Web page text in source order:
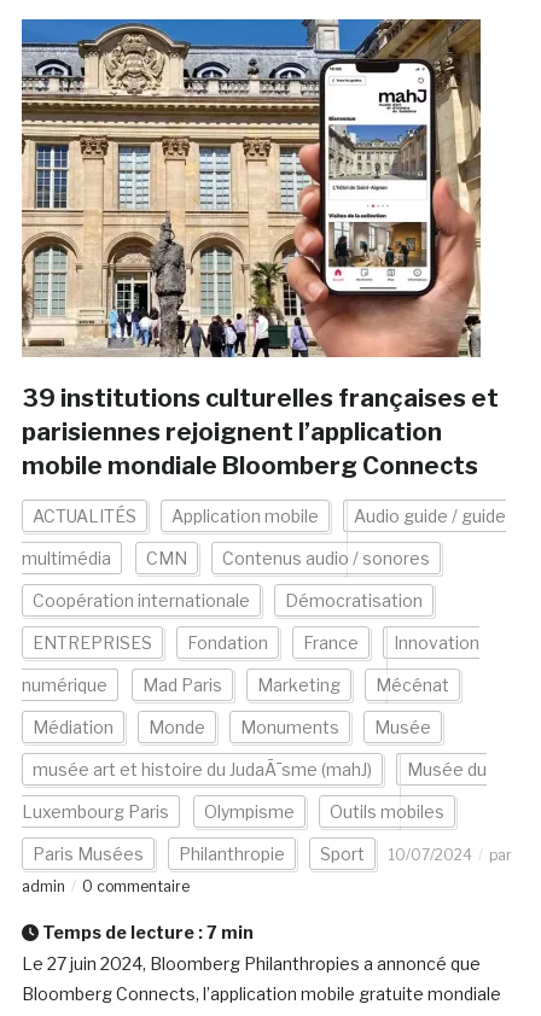
39 institutions culturelles françaises et
parisiennes rejoignent l’application
mobile mondiale Bloomberg Connects
ACTUALITÉS Application mobile Audio guide / guide
multimédia CMN Contenus audio / sonores
Coopération internationale Démocratisation
ENTREPRISES Fondation France Innovation
numérique Mad Paris Marketing Mécénat
Médiation Monde Monuments Musée
musée art et histoire du JudaÃ¯sme (mahJ) Musée du
Luxembourg Paris Olympisme Outils mobiles
Paris Musées Philanthropie Sport 10/07/2024
par
admin
0 commentaire
Temps de lecture :7 min
Le 27 juin 2024, Bloomberg Philanthropies a annoncé que
Bloomberg Connects, l’application mobile gratuite mondiale